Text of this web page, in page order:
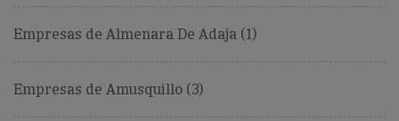
Empresas de Almenara De Adaja (1)
Empresas de Amusquillo (3)